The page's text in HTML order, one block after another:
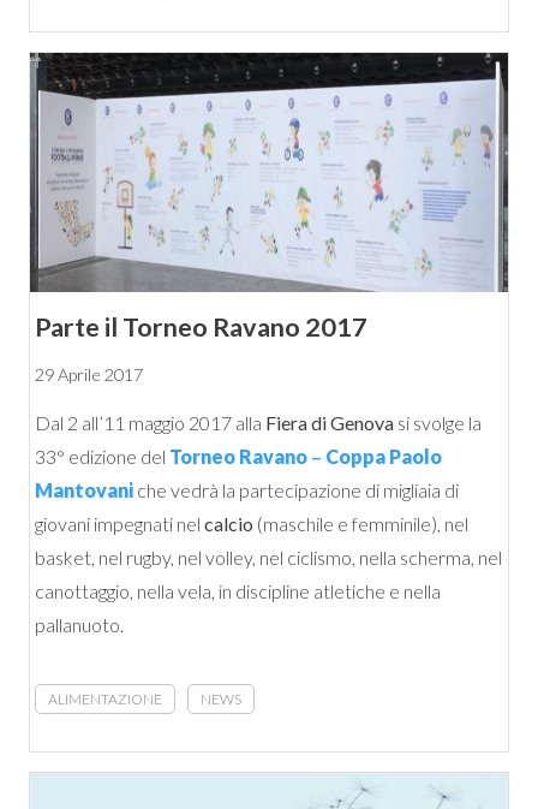
Parte il Torneo Ravano 2017
29 Aprile 2017
Dal 2 all’11 maggio 2017 alla Fiera di Genova si svolge la
33° edizione del Torneo Ravano – Coppa Paolo
Mantovani che vedrà la partecipazione di migliaia di
giovani impegnati nel calcio (maschile e femminile), nel
basket, nel rugby, nel volley, nel ciclismo, nella scherma, nel
canottaggio, nella vela, in discipline atletiche e nella
pallanuoto.
ALIMENTAZIONE NEWS